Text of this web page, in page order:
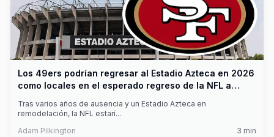
Los 49ers podrían regresar al Estadio Azteca en 2026
como locales en el esperado regreso de la NFL a
Tras varios años de ausencia y un Estadio Azteca en
remodelación, la NFL estarí...
Adam Pilkington
3 min